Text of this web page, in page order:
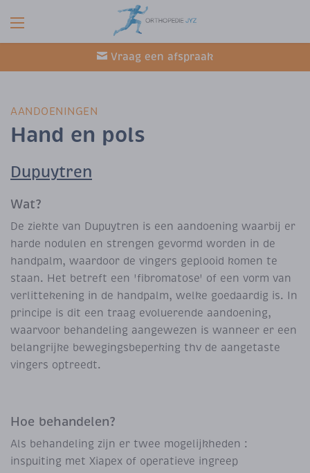
Vraag een afspraak
AANDOENINGEN
Hand en pols
Dupuytren
Wat?
De ziekte van Dupuytren is een aandoening waarbij er
harde nodulen en strengen gevormd worden in de
handpalm, waardoor de vingers geplooid komen te
staan. Het betreft een 'fibromatose' of een vorm van
verlittekening in de handpalm, welke goedaardig is. In
principe is dit een traag evoluerende aandoening,
waarvoor behandeling aangewezen is wanneer er een
belangrijke bewegingsbeperking thv de aangetaste
vingers optreedt.
Hoe behandelen?
Als behandeling zijn er twee mogelijkheden :
inspuiting met Xiapex of operatieve ingreep